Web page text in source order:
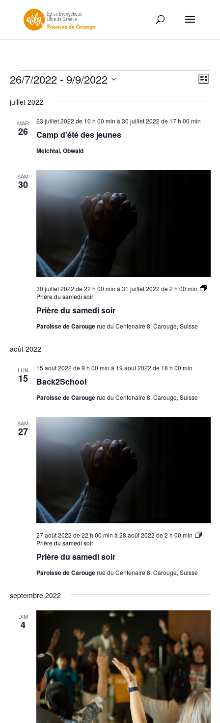
Évènements de
Liste
26/7/2022 - 9/9/2022
une
juillet 2022
MAR
26 Camp d’été des jeunes
23 juillet 2022 de 10 h 00 min à 30 juillet 2022 de 17 h 00 min
Melchtal, Obwald
SAM
30
Prière du samedi soir
30 juillet 2022 de 22 h 00 min à 31 juillet 2022 de 2 h 00 min
Prière du samedi soir
Paroisse de Carougerue du Centenaire 8, Carouge, Suisse
août 2022
LUN
15 Back2School
15 août 2022 de 9 h 00 min à 19 août 2022 de 18 h 00 min
Paroisse de Carougerue du Centenaire 8, Carouge, Suisse
SAM
27
Prière du samedi soir
27 août 2022 de 22 h 00 min à 28 août 2022 de 2 h 00 min
Prière du samedi soir
Paroisse de Carougerue du Centenaire 8, Carouge, Suisse
septembre 2022
DIM
4